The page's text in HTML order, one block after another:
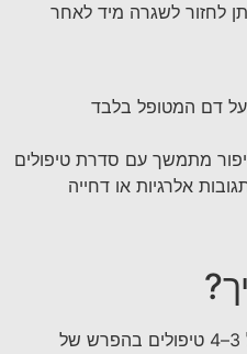
לחזור לשגרה מיד לאחר
מתמשך עם סדרת טיפולים
אלרגיות או דחייה
לרוב מומלץ להתחיל בסדרה של 3–4 טיפולים בהפרש של